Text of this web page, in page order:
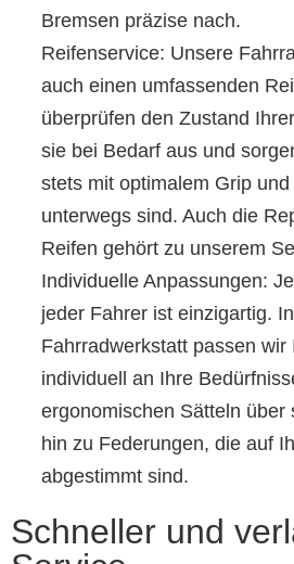
Bremsen präzise nach.
Reifenservice: Unsere
auch einen umfassenden
überprüfen den Zustand
sie bei Bedarf aus und
stets mit optimalem Grip
unterwegs sind. Auch die
Reifen gehört zu unserem
Individuelle Anpassungen:
jeder Fahrer ist einzigartig.
Fahrradwerkstatt passen wir
individuell an Ihre
ergonomischen Sätteln über
hin zu Federungen, die auf
abgestimmt sind.
Schneller und